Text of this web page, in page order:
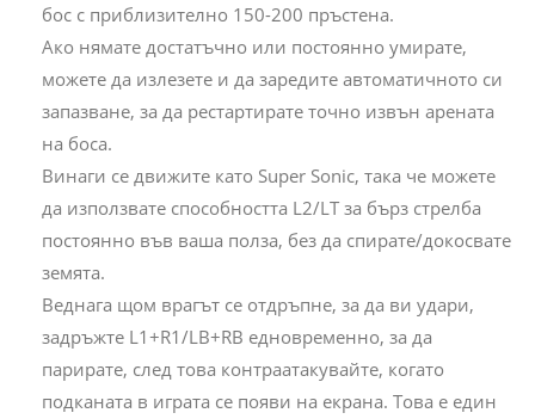
бос с приблизително 150-200 пръстена.
Ако нямате достатъчно или постоянно умирате,
можете да излезете и да заредите автоматичното си
запазване, за да рестартирате точно извън арената
на боса.
Винаги се движите като Super Sonic, така че можете
да използвате способността L2/LT за бърз стрелба
постоянно във ваша полза, без да спирате/докосвате
земята.
Веднага щом врагът се отдръпне, за да ви удари,
задръжте L1+R1/LB+RB едновременно, за да
парирате, след това контраатакувайте, когато
подканата в играта се появи на екрана. Това е един